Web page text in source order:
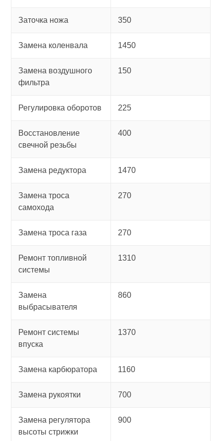
Заточка ножа 350
Замена коленвала 1450
Замена воздушного
фильтра
150
Регулировка оборотов 225
Восстановление
свечной резьбы
400
Замена редуктора 1470
Замена троса
самохода
270
Замена троса газа 270
Ремонт топливной
системы
1310
Замена
выбрасывателя
860
Ремонт системы
впуска
1370
Замена карбюратора 1160
Замена рукоятки 700
Замена регулятора
высоты стрижки
900